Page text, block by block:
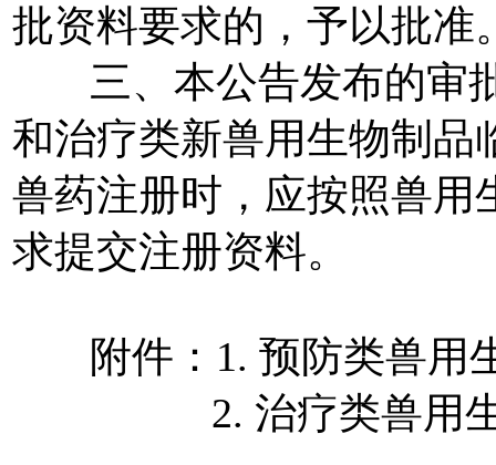
批资料要求的，予以批准
三、本公告发布的审
和治疗类新兽用生物制品
兽药注册时，应按照兽用
求提交注册资料。
附件： 1. 预防类兽用
2. 治疗类兽用